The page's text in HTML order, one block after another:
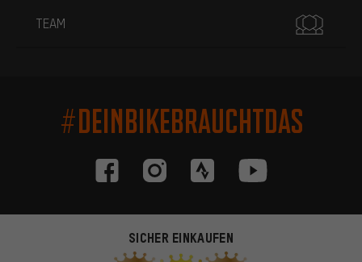
TEAM
#DEINBIKEBRAUCHTDAS
SICHER EINKAUFEN